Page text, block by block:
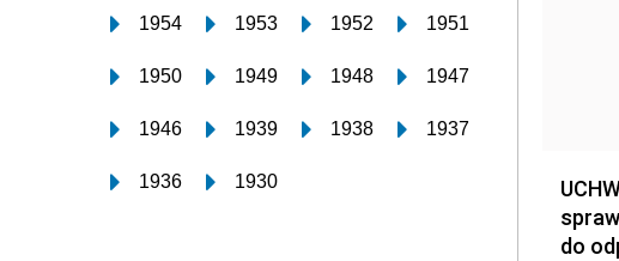
1954 1953 1952 1951
1950 1949 1948 1947
1946 1939 1938 1937
1936 1930
do